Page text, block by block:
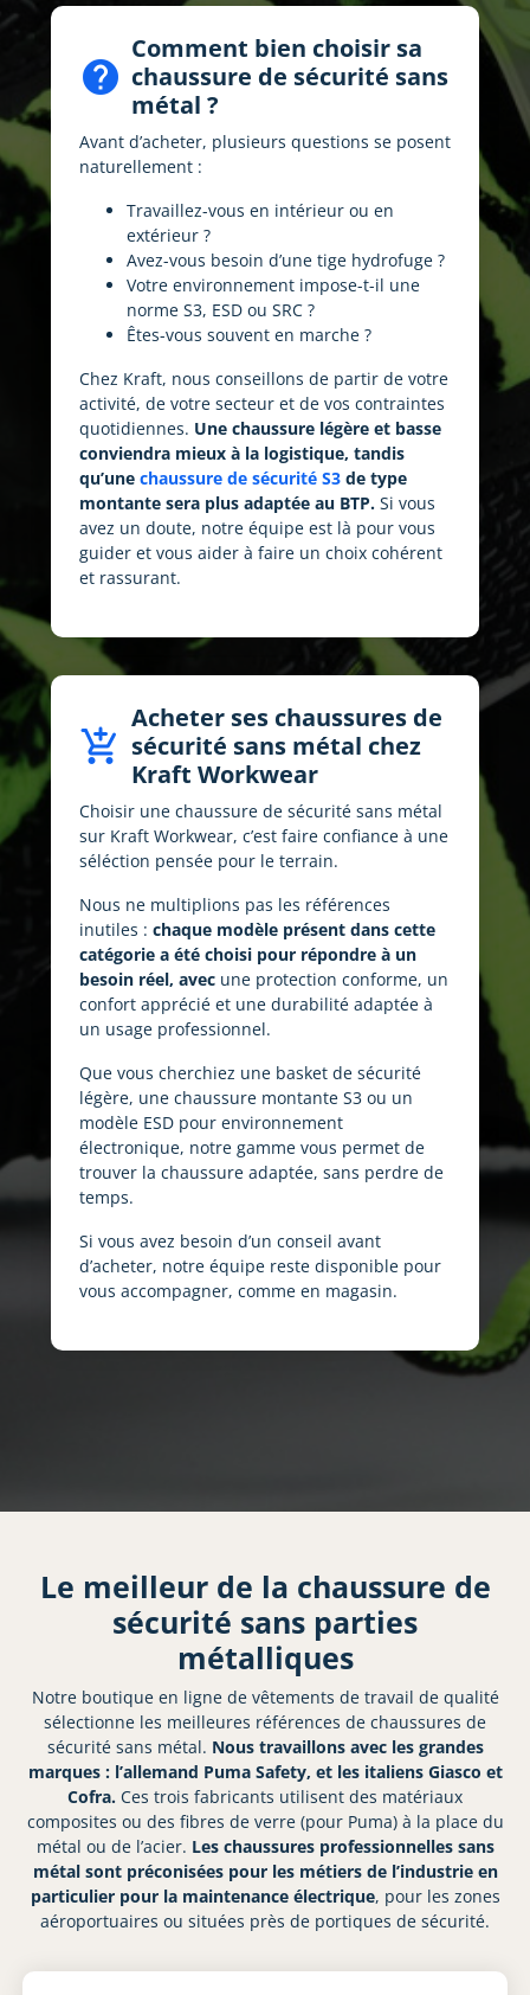
help
Comment bien choisir sa
chaussure de sécurité sans
métal ?
Avant d’acheter, plusieurs questions se posent
naturellement :
Travaillez-vous en intérieur ou en
extérieur ?
Avez-vous besoin d’une tige hydrofuge ?
Votre environnement impose-t-il une
norme S3, ESD ou SRC ?
Êtes-vous souvent en marche ?
Chez Kraft, nous conseillons de partir de votre
activité, de votre secteur et de vos contraintes
quotidiennes. Une chaussure légère et basse
conviendra mieux à la logistique, tandis
qu’une chaussure de sécurité S3de type
montante sera plus adaptée au BTP.Si vous
avez un doute, notre équipe est là pour vous
guider et vous aider à faire un choix cohérent
et rassurant.
add_shopping_cart
Acheter ses chaussures de
sécurité sans métal chez
Kraft Workwear
Choisir une chaussure de sécurité sans métal
sur Kraft Workwear, c’est faire confiance à une
séléction pensée pour le terrain.
Nous ne multiplions pas les références
inutiles : chaque modèle présent dans cette
catégorie a été choisi pour répondre à un
besoin réel, avecune protection conforme, un
confort apprécié et une durabilité adaptée à
un usage professionnel.
Que vous cherchiez une basket de sécurité
légère, une chaussure montante S3 ou un
modèle ESD pour environnement
électronique, notre gamme vous permet de
trouver la chaussure adaptée, sans perdre de
temps.
Si vous avez besoin d’un conseil avant
d’acheter, notre équipe reste disponible pour
vous accompagner, comme en magasin.
Le meilleur de la chaussure de
sécurité sans parties
métalliques
Notre boutique en ligne de vêtements de travail de qualité
sélectionne les meilleures références de chaussures de
sécurité sans métal. Nous travaillons avec les grandes
marques : l’allemand Puma Safety, et les italiens Giasco et
Cofra. Ces trois fabricants utilisent des matériaux
composites ou des fibres de verre (pour Puma) à la place du
métal ou de l’acier. Les chaussures professionnelles sans
métal sont préconisées pour les métiers de l’industrie en
particulier pour la maintenance électrique, pour les zones
aéroportuaires ou situées près de portiques de sécurité.